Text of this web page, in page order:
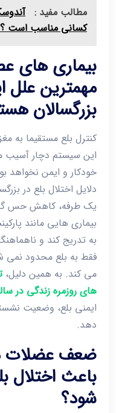
مطالب مفید :
کسانی مناسب است ؟
بیماری‌ های
مهمترین علل
بزرگسالان
کنترل بلع مستقیما به
این سیستم دچار آسیب
خودکار و ایمن نخواهد
دلایل اختلال بلع در
یک ‌طرفه، کاهش حس
به ‌تدریج کند و
فقط به بلع محدود نمی‌
می ‌کند. به همین دلیل،
‌های روزمره زندگی در
ایمنی بلع، وضعیت
دهد.
ضعف عضلات
باعث اختلال
‌شود؟